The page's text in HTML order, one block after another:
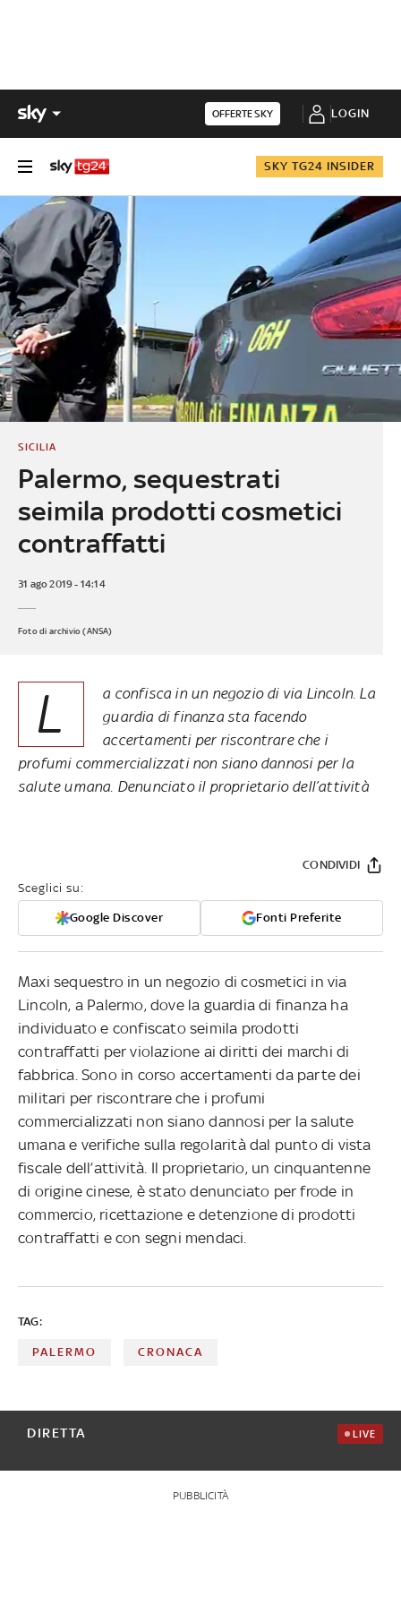
OFFERTE SKY LOGIN
SKY TG24 INSIDER
Palermo, sequestrati
seimila prodotti cosmetici
contraffatti
SICILIA
31 ago 2019 - 14:14
Foto di archivio (ANSA)
L
a confisca in un negozio di via Lincoln. La
guardia di finanza sta facendo
accertamenti per riscontrare che i
profumi commercializzati non siano dannosi per la
salute umana. Denunciato il proprietario dell’attività
Sceglici su:
Google Discover Fonti Preferite
CONDIVIDI
Maxi sequestro in un negozio di cosmetici in via
Lincoln, a Palermo, dove la guardia di finanza ha
individuato e confiscato seimila prodotti
contraffatti per violazione ai diritti dei marchi di
fabbrica. Sono in corso accertamenti da parte dei
militari per riscontrare che i profumi
commercializzati non siano dannosi per la salute
umana e verifiche sulla regolarità dal punto di vista
fiscale dell’attività. Il proprietario, un cinquantenne
di origine cinese, è stato denunciato per frode in
commercio, ricettazione e detenzione di prodotti
contraffatti e con segni mendaci.
TAG:
PALERMO CRONACA
DIRETTA LIVE
PUBBLICITÀ